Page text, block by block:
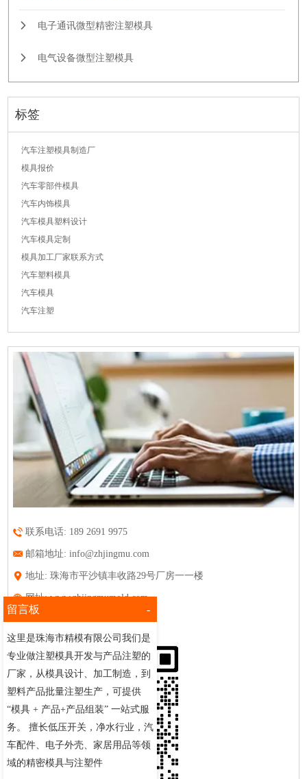
电子通讯微型精密注塑模具
电气设备微型注塑模具
标签
汽车注塑模具制造厂
模具报价
汽车零部件模具
汽车内饰模具
汽车模具塑料设计
汽车模具定制
模具加工厂家联系方式
汽车塑料模具
汽车模具
汽车注塑
联系电话: 189 2691 9975
邮箱地址:info@zhjingmu.com
地址: 珠海市平沙镇丰收路29号厂房一一楼
网址:www.zhjingmumold.com
QQ:3470464847
留言板 -
这里是珠海市精模有限公司我们是
专业做注塑模具开发与产品注塑的
厂家，从模具设计、加工制造，到
塑料产品批量注塑生产，可提供
“模具 + 产品+产品组装” 一站式服
务。 擅长低压开关，净水行业，汽
车配件、电子外壳、家居用品等领
域的精密模具与注塑件